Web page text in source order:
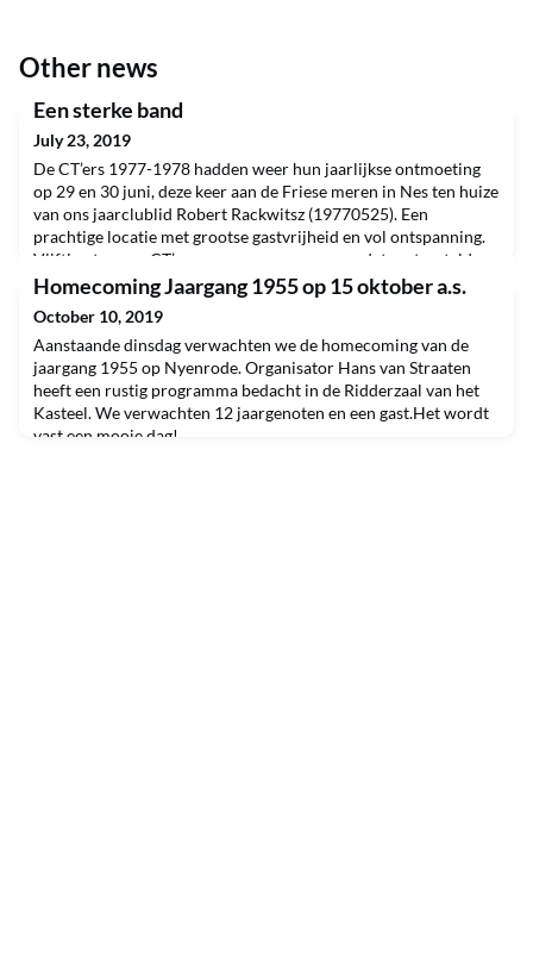
Other news
Een sterke band
July 23, 2019
De CT’ers 1977-1978 hadden weer hun jaarlijkse ontmoeting
op 29 en 30 juni, deze keer aan de Friese meren in Nes ten huize
van ons jaarclublid Robert Rackwitsz (19770525). Een
prachtige locatie met grootse gastvrijheid en vol ontspanning.
Vijftien trouwe CT’ers waren weer samen, nadat vastgesteld
werd dat een aantal, eveneens trouwe maten, er helaas niet bij
konden zijn. Na de ontvangst werd er ge
Homecoming Jaargang 1955 op 15 oktober a.s.
October 10, 2019
Aanstaande dinsdag verwachten we de homecoming van de
jaargang 1955 op Nyenrode. Organisator Hans van Straaten
heeft een rustig programma bedacht in de Ridderzaal van het
Kasteel. We verwachten 12 jaargenoten en een gast.Het wordt
vast een mooie dag!